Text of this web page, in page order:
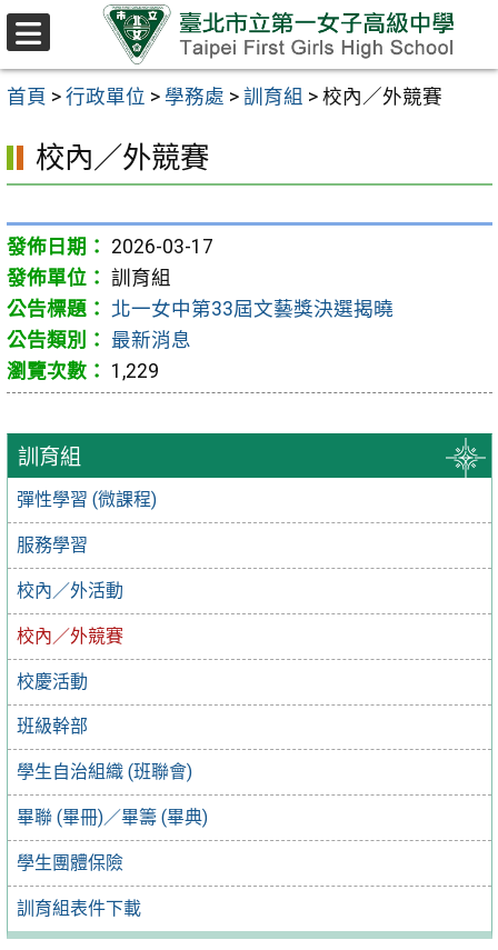
跳至主要內容區
首頁 > 行政單位 > 學務處 > 訓育組 > 校內／外競賽
訓育組
彈性學習 (微課程)
服務學習
校內／外活動
校內／外競賽
校慶活動
班級幹部
學生自治組織 (班聯會)
畢聯 (畢冊)／畢籌 (畢典)
學生團體保險
訓育組表件下載
校內／外競賽
2026-03-17
訓育組
北一女中第33屆文藝獎決選揭曉
最新消息
1,229
選
單